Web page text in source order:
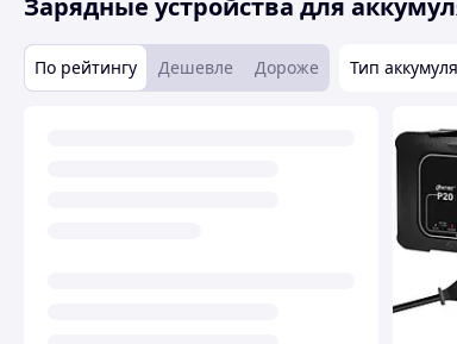
Зарядные устройства для
По рейтингу Дешевле Дороже Тип